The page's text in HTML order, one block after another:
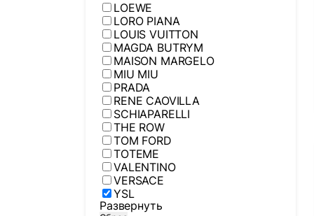
LOEWE
LORO PIANA
LOUIS VUITTON
MAGDA BUTRYM
MAISON MARGELO
MIU MIU
PRADA
RENE CAOVILLA
SCHIAPARELLI
THE ROW
TOM FORD
TOTEME
VALENTINO
VERSACE
YSL
Развернуть